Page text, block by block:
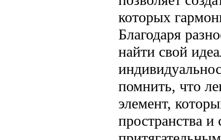
которых
Благодаря
найти свой
помнить, что
элемент,
пространства